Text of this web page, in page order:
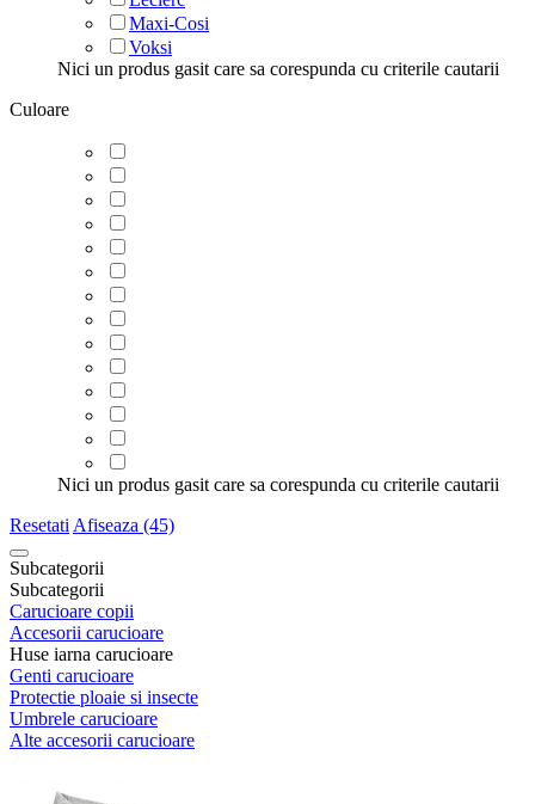
Maxi-Cosi
Voksi
Nici un produs gasit care sa corespunda cu criterile cautarii
Culoare
Nici un produs gasit care sa corespunda cu criterile cautarii
Resetati Afiseaza (45)
Subcategorii
Subcategorii
Carucioare copii
Accesorii carucioare
Huse iarna carucioare
Genti carucioare
Protectie ploaie si insecte
Umbrele carucioare
Alte accesorii carucioare